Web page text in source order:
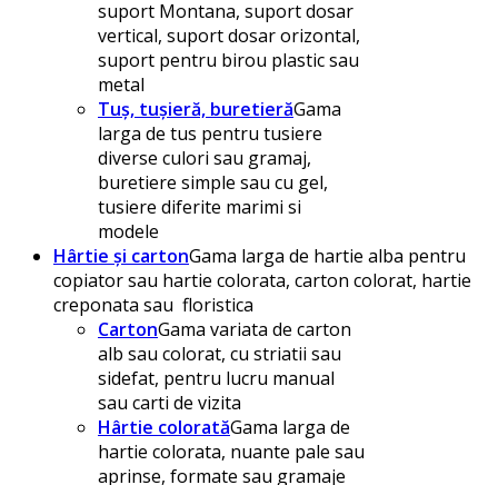
suport Montana, suport dosar
vertical, suport dosar orizontal,
suport pentru birou plastic sau
metal
Tuș, tușieră, buretierăGama
larga de tus pentru tusiere
diverse culori sau gramaj,
buretiere simple sau cu gel,
tusiere diferite marimi si
modele
Hârtie și cartonGama larga de hartie alba pentru
copiator sau hartie colorata, carton colorat, hartie
creponata sau floristica
CartonGama variata de carton
alb sau colorat, cu striatii sau
sidefat, pentru lucru manual
sau carti de vizita
Hârtie coloratăGama larga de
hartie colorata, nuante pale sau
aprinse, formate sau gramaje